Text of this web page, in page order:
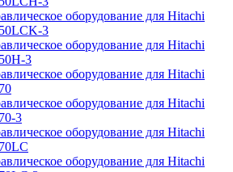
оборудование для Hitachi
3
оборудование для Hitachi
3
оборудование для Hitachi
оборудование для Hitachi
3
оборудование для Hitachi
оборудование для Hitachi